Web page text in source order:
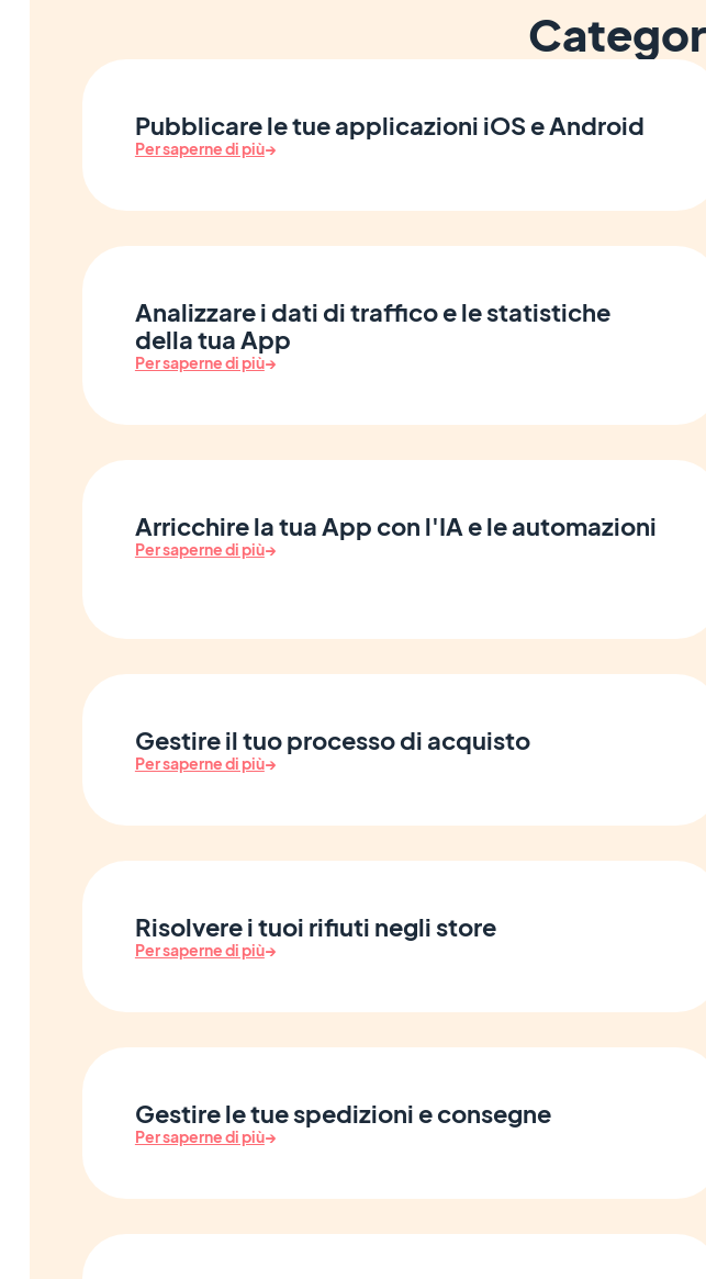
Pubblicare le tue applicazioni iOS e Android
Per saperne di più→
Analizzare i dati di traffico e le statistiche
della tua App
Per saperne di più→
Arricchire la tua App con l'IA e le automazioni
Per saperne di più→
Gestire il tuo processo di acquisto
Per saperne di più→
Risolvere i tuoi rifiuti negli store
Per saperne di più→
Gestire le tue spedizioni e consegne
Per saperne di più→